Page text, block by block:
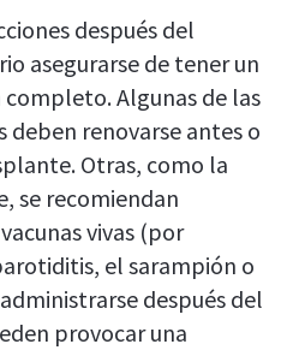
después del
asegurarse de tener un
Algunas de las
deben renovarse antes o
Otras, como la
se recomiendan
vivas (por
el sarampión o
después del
provocar una